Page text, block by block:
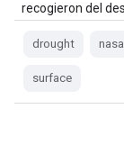
recogieron del
drought nasa
surface